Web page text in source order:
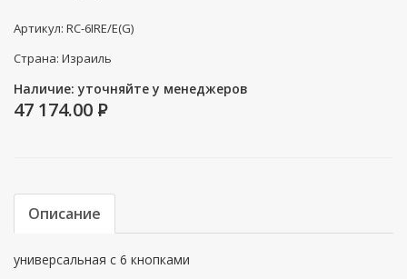
Артикул: RC-6IRE/E(G)
Страна: Израиль
Наличие: уточняйте у менеджеров
47 174.00 P
Описание
универсальная с 6 кнопками